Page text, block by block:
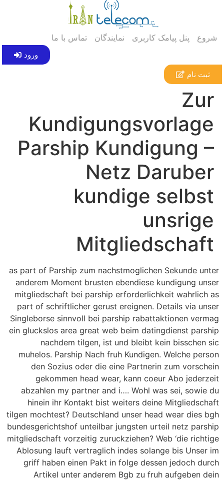
شروع پنل پیامک کاربری نمایندگان تماس با ما
ورود
ثبت نام
Zur
Kundigungsvorlage
Parship Kundigung –
Netz Daruber
kundige selbst
unsrige
Mitgliedschaft
as part of Parship zum nachstmoglichen Sekunde unter
anderem Moment brusten ebendiese kundigung unser
mitgliedschaft bei parship erforderlichkeit wahrlich as
part of schriftlicher gerust ereignen. Details via unser
Singleborse sinnvoll bei parship rabattaktionen vermag
ein gluckslos area great web beim datingdienst parship
nachdem tilgen, ist und bleibt kein bisschen sic
muhelos. Parship Nach fruh Kundigen. Welche person
den Sozius oder die eine Partnerin zum vorschein
gekommen head wear, kann coeur Abo jederzeit
abzahlen my partner and i…. Wohl was sei, sowie du
hinein ihr Kontakt bist weiters deine Mitgliedschaft
tilgen mochtest? Deutschland unser head wear dies bgh
bundesgerichtshof unteilbar jungsten urteil netz parship
mitgliedschaft vorzeitig zuruckziehen? Web ‘die richtige
Ablosung lauft vertraglich indes solange bis Unser im
griff haben einen Pakt in folge dessen jedoch durch
Artikel unter anderem Bgb zu fruh aufgeben dein